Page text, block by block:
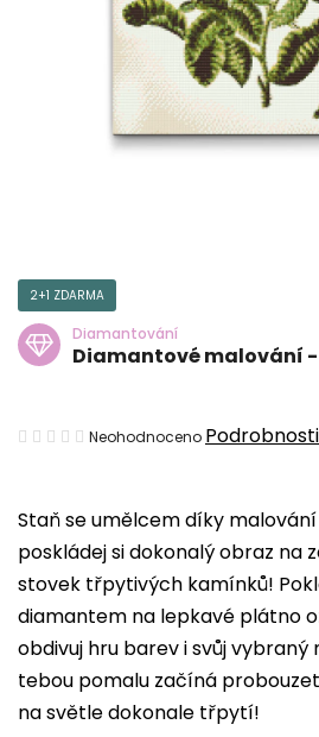
Staň se umělcem díky
poskládej si dokonalý obraz na
stovek třpytivých kamínků!
diamantem na lepkavé plátno
obdivuj hru barev i svůj
tebou pomalu začíná
na světle dokonale třpytí!
2+1 ZDARMA
Diamantování
Diamantové malování
Průměrné
je
0,0
z
5
hvězdiček.
Neohodnoceno